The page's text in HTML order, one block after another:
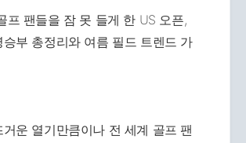
운 열기만큼이나 전 세계 골프 팬